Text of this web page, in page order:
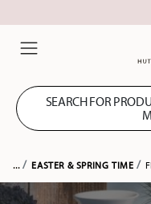
SEARCH FOR
... EASTER & SPRING TIME